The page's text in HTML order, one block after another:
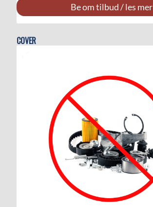
Be om tilbud / les mer
COVER